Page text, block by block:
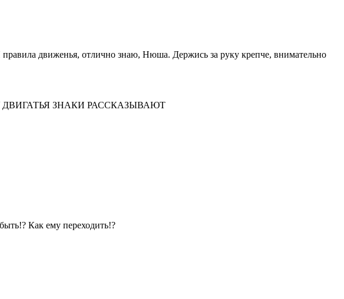
движенья, отлично знаю, Нюша. Держись за руку крепче, внимательно
ДВИГАТЬЯ ЗНАКИ РАССКАЗЫВАЮТ
Как ему переходить!?